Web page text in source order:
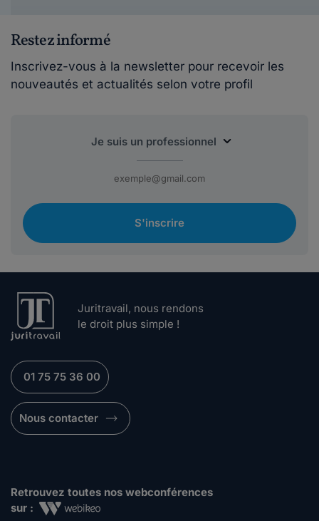
Restez informé
Inscrivez-vous à la newsletter pour recevoir les
nouveautés et actualités selon votre profil
S'inscrire
Juritravail, nous rendons
le droit plus simple !
01 75 75 36 00
Nous contacter
Retrouvez toutes nos webconférences
sur :